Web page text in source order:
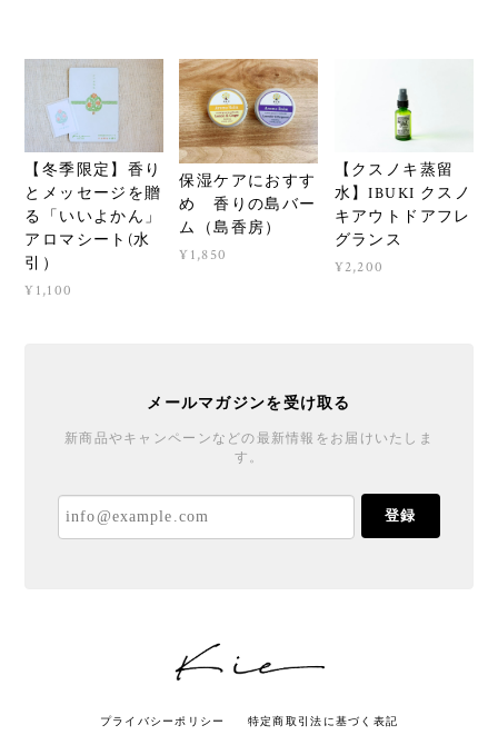
【冬季限定】香り
とメッセージを贈
る「いいよかん」
アロマシート(水
引）
¥1,100
保湿ケアにおすす
め 香りの島バー
ム（島香房）
¥1,850
【クスノキ蒸留
水】IBUKI クスノ
キアウトドアフレ
グランス
¥2,200
メールマガジンを受け取る
新商品やキャンペーンなどの最新情報をお届けいたしま
す。
登録
プライバシーポリシー 特定商取引法に基づく表記